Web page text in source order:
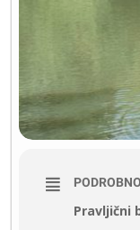
Pravljični